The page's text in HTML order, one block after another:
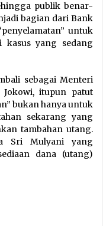
publik benar-
bagian dari Bank
untuk
yang sedang
sebagai Menteri
itupun patut
bukan hanya untuk
sekarang yang
tambahan utang.
Sri Mulyani yang
dana (utang)